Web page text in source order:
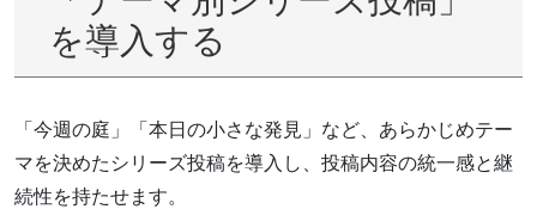
を導入する
「今週の庭」「本日の小さな発見」など、あらかじめテー
マを決めたシリーズ投稿を導入し、投稿内容の統一感と継
続性を持たせます。